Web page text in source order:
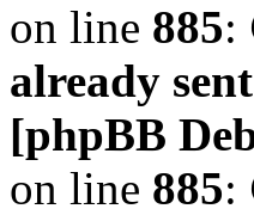
on line 885:
already
[phpBB
on line 885: